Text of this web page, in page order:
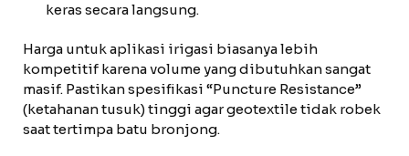
keras secara langsung.
Harga untuk aplikasi irigasi biasanya lebih
kompetitif karena volume yang dibutuhkan sangat
masif. Pastikan spesifikasi “Puncture Resistance”
(ketahanan tusuk) tinggi agar geotextile tidak robek
saat tertimpa batu bronjong.